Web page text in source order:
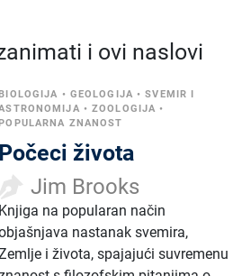
i ovi naslovi
BIOLOGIJA • GEOLOGIJA •SVEMIR I
•ZOOLOGIJA •
POPULARNA ZNANOST
Počeci života
Jim Brooks
Knjiga na popularan način
nastanak svemira,
i života, spajajući suvremenu